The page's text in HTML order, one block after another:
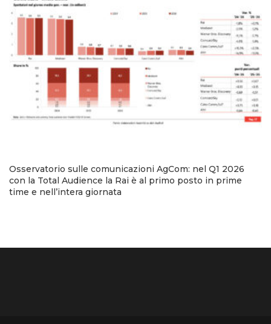
Osservatorio sulle comunicazioni AgCom: nel Q1 2026
con la Total Audience la Rai è al primo posto in prime
time e nell’intera giornata